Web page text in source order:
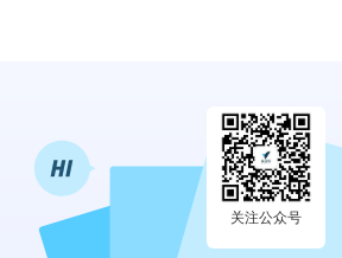
关注公众号